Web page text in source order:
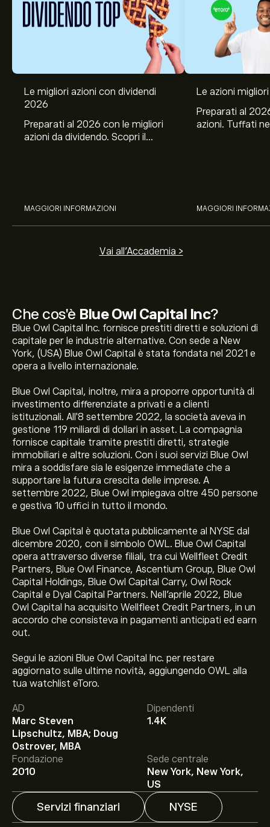
Che cos'è Blue Owl Capital Inc?
Blue Owl Capital Inc. fornisce prestiti diretti e soluzioni di
capitale per le industrie alternative. Con sede a New
York, (USA) Blue Owl Capital è stata fondata nel 2021 e
opera a livello internazionale.
Blue Owl Capital, inoltre, mira a proporre opportunità di
investimento differenziate a privati e a clienti
istituzionali. All'8 settembre 2022, la società aveva in
gestione 119 miliardi di dollari in asset. La compagnia
fornisce capitale tramite prestiti diretti, strategie
immobiliari e altre soluzioni. Con i suoi servizi Blue Owl
mira a soddisfare sia le esigenze immediate che a
supportare la futura crescita delle imprese. A
settembre 2022, Blue Owl impiegava oltre 450 persone
e gestiva 10 uffici in tutto il mondo.
Blue Owl Capital è quotata pubblicamente al NYSE dal
dicembre 2020, con il simbolo OWL. Blue Owl Capital
opera attraverso diverse filiali, tra cui Wellfleet Credit
Partners, Blue Owl Finance, Ascentium Group, Blue Owl
Capital Holdings, Blue Owl Capital Carry, Owl Rock
Capital e Dyal Capital Partners. Nell'aprile 2022, Blue
Owl Capital ha acquisito Wellfleet Credit Partners, in un
accordo che consisteva in pagamenti anticipati ed earn
out.
Segui le azioni Blue Owl Capital Inc. per restare
aggiornato sulle ultime novità, aggiungendo OWL alla
tua watchlist eToro.
AD
Marc Steven
Lipschultz, MBA; Doug
Ostrover, MBA
Dipendenti
1.4K
Fondazione
2010
Sede centrale
New York, New York,
US
Servizi finanziari NYSE
Le migliori azioni con dividendi
2026
Preparati al 2026 con le migliori
azioni da dividendo. Scopri il
MAGGIORI INFORMAZIONI
Le azioni
Preparati al
azioni. Tuffati
MAGGIORI
Vai all'Accademia >
Il prezzo attuale delle azioni OWL è di 11.45‎$‎.
Il target di prezzo medio per le azioni Blue Owl Capital
su eToro per previsioni
dettagliate degli analisti e obiettivi di prezzo.